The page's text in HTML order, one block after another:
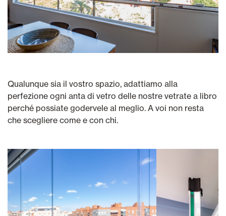
Qualunque sia il vostro spazio, adattiamo alla
perfezione ogni anta di vetro delle nostre vetrate a libro
perché possiate godervele al meglio. A voi non resta
che scegliere come e con chi.